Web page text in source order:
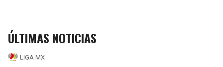
ÚLTIMAS NOTICIAS
LIGA MX